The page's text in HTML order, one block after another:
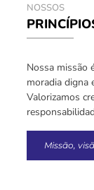
NOSSOS
Nossa missão
moradia digna
Valorizamos
Missão,